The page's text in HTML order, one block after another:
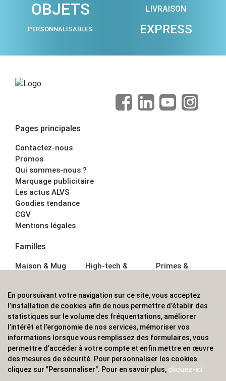
OBJETS
PERSONNALISABLES
LIVRAISON
EXPRESS
Pages principales
Contactez-nous
Promos
Qui sommes-nous ?
Marquage publicitaire
Les actus ALVS
Goodies tendance
CGV
Mentions légales
Familles
Maison & Mug
Écriture
Bagagerie sacs
High-tech &
Sport &
Outdoor
Enfant
Primes &
Boisson
Textile &
Casquette
Accessoires de
ALVS, fournisseur d'objets publicitaires, pour les
professionnels. Une implantation nationale, une
En poursuivant votre navigation sur ce site, vous acceptez
l’installation de cookies afin de nous permettre d’établir des
statistiques sur le volume des fréquentations, améliorer
l’intérêt et l’ergonomie de nos services, mémoriser vos
informations lorsque vous remplissez des formulaires, vous
permettre d’accéder à votre compte et enfin mettre en œuvre
des mesures de sécurité. Pour personnaliser les cookies
cliquez sur "Personnaliser". Pour en savoir plus, cliquez-ici